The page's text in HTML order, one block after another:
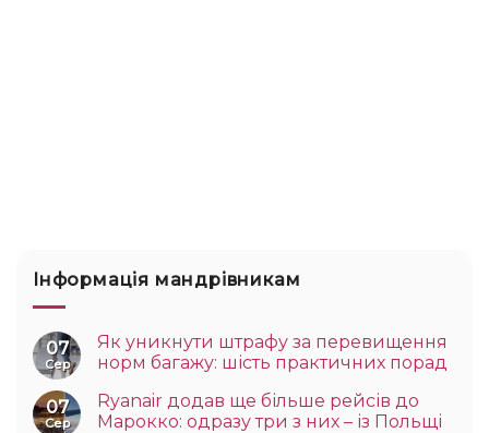
Інформація мандрівникам
07
Сер
Як уникнути штрафу за перевищення
норм багажу: шість практичних порад
07
Сер
Ryanair додав ще більше рейсів до
Марокко: одразу три з них – із Польщі